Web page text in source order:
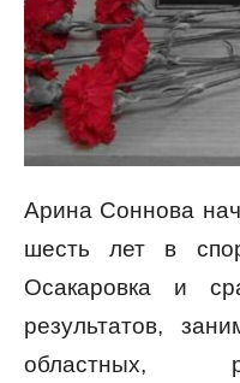
Арина Соннова
шесть лет в
Осакаровка и
результатов,
областных,